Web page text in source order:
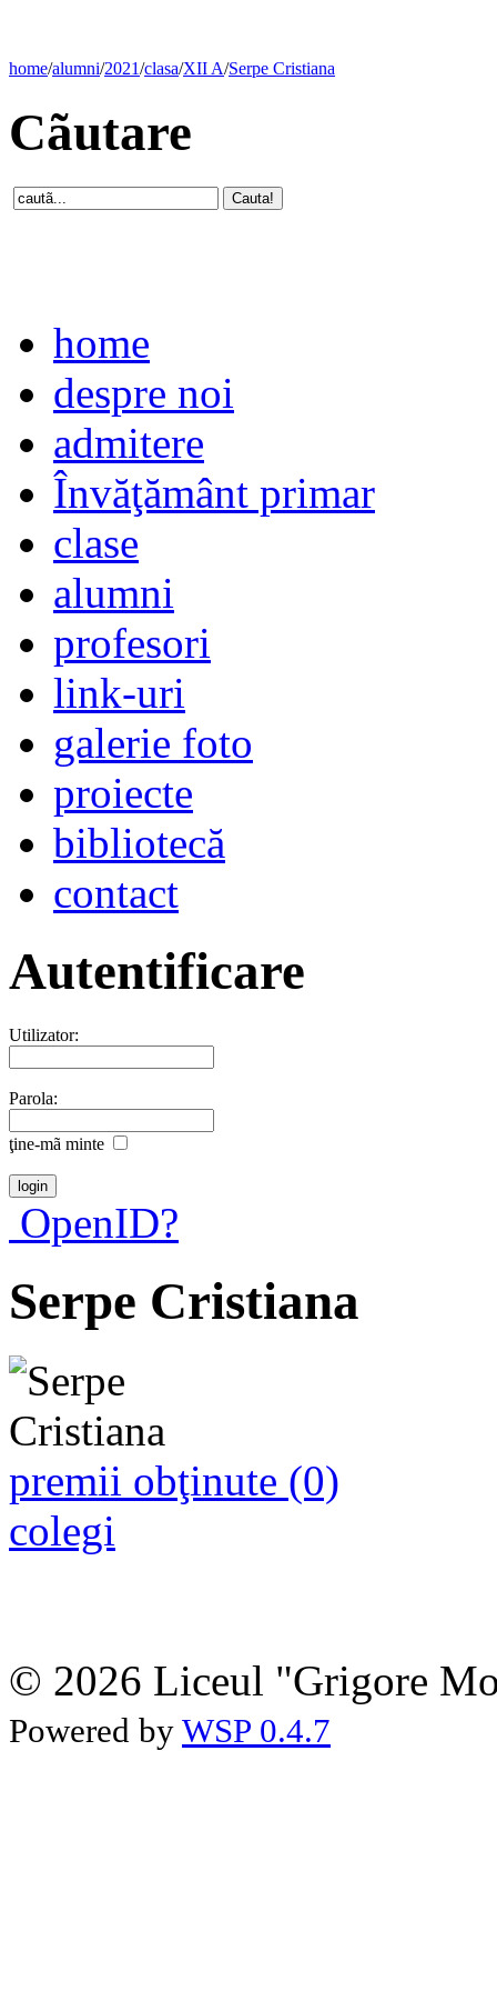
home/alumni/2021/clasa/XII A/Serpe Cristiana
Cãutare
home
despre noi
admitere
Învăţământ primar
clase
alumni
profesori
link-uri
galerie foto
proiecte
bibliotecă
contact
Autentificare
Utilizator:
Parola:
ţine-mã minte
OpenID?
Serpe Cristiana
premii obţinute (0)
colegi
© 2026 Liceul "Grigore
Powered by WSP 0.4.7